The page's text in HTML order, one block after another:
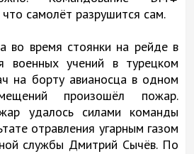
самолёт разрушится сам.
во время стоянки на рейде в
военных учений в турецком
на борту авианосца в одном
произошёл пожар.
удалось силами команды
отравления угарным газом
службы Дмитрий Сычёв. По